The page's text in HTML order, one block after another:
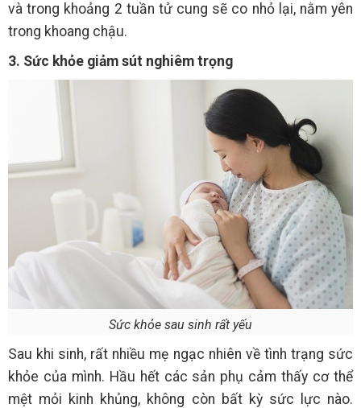
và trong khoảng 2 tuần tử cung sẽ co nhỏ lại, nằm yên
trong khoang chậu.
3. Sức khỏe giảm sút nghiêm trọng
Sức khỏe sau sinh rất yếu
Sau khi sinh, rất nhiều mẹ ngạc nhiên về tình trạng sức
khỏe của mình. Hầu hết các sản phụ cảm thấy cơ thể
mệt mỏi kinh khủng, không còn bất kỳ sức lực nào.